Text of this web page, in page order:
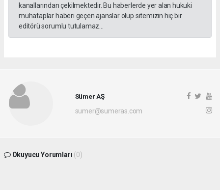
kanallarından çekilmektedir. Bu haberlerde yer alan hukuki
muhataplar haberi geçen ajanslar olup sitemizin hiç bir
editörü sorumlu tutulamaz...
Sümer AŞ
sumer@sumeras.com
Okuyucu Yorumları (0)